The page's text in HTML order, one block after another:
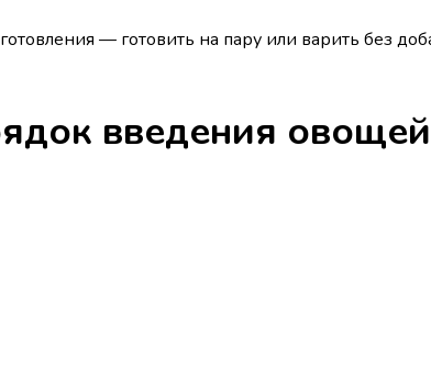
— готовить на пару или варить без
введения